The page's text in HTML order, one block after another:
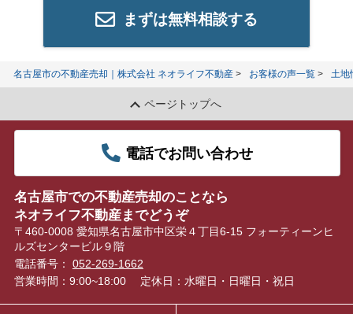
まずは無料相談する
名古屋市の不動産売却｜株式会社 ネオライフ不動産 お客様の声一覧 土地
ページトップへ
電話でお問い合わせ
名古屋市での不動産売却のことなら
ネオライフ不動産までどうぞ
〒460-0008 愛知県名古屋市中区栄４丁目6-15 フォーティーンヒ
ルズセンタービル９階
電話番号： 052-269-1662
営業時間：9:00~18:00
定休日：水曜日・日曜日・祝日